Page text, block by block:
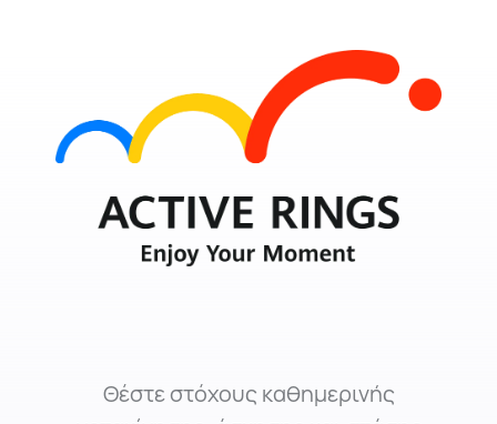
Θέστε στόχους καθημερινής